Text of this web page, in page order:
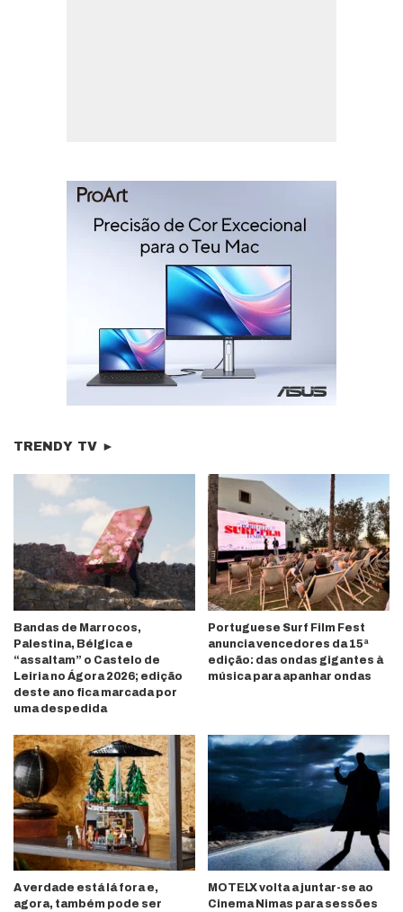
TRENDY TV ►
Bandas de Marrocos,
Palestina, Bélgica e
“assaltam” o Castelo de
Leiria no Ágora 2026; edição
deste ano fica marcada por
uma despedida
Portuguese Surf Film Fest
anuncia vencedores da 15ª
edição: das ondas gigantes à
música para apanhar ondas
A verdade está lá fora e,
agora, também pode ser
MOTELX volta a juntar-se ao
Cinema Nimas para sessões